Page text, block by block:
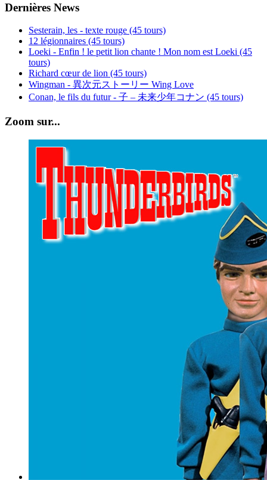
Dernières News
Sesterain, les - texte rouge (45 tours)
12 légionnaires (45 tours)
Loeki - Enfin ! le petit lion chante ! Mon nom est Loeki (45
tours)
Richard cœur de lion (45 tours)
Wingman - 異次元ストーリー Wing Love
Conan, le fils du futur - 子 – 未来少年コナン (45 tours)
Zoom sur...